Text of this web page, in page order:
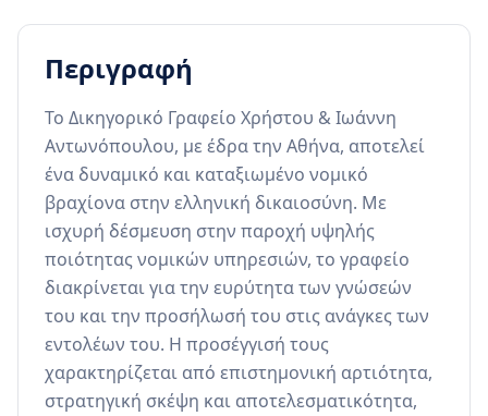
Περιγραφή
Το Δικηγορικό Γραφείο Χρήστου & Ιωάννη
Αντωνόπουλου, με έδρα την Αθήνα, αποτελεί
ένα δυναμικό και καταξιωμένο νομικό
βραχίονα στην ελληνική δικαιοσύνη. Με
ισχυρή δέσμευση στην παροχή υψηλής
ποιότητας νομικών υπηρεσιών, το γραφείο
διακρίνεται για την ευρύτητα των γνώσεών
του και την προσήλωσή του στις ανάγκες των
εντολέων του. Η προσέγγισή τους
χαρακτηρίζεται από επιστημονική αρτιότητα,
στρατηγική σκέψη και αποτελεσματικότητα,